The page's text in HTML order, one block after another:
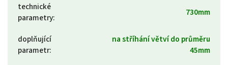
technické
parametry: 730mm
doplňující
parametr:
na stříhání větví do průměru
45mm